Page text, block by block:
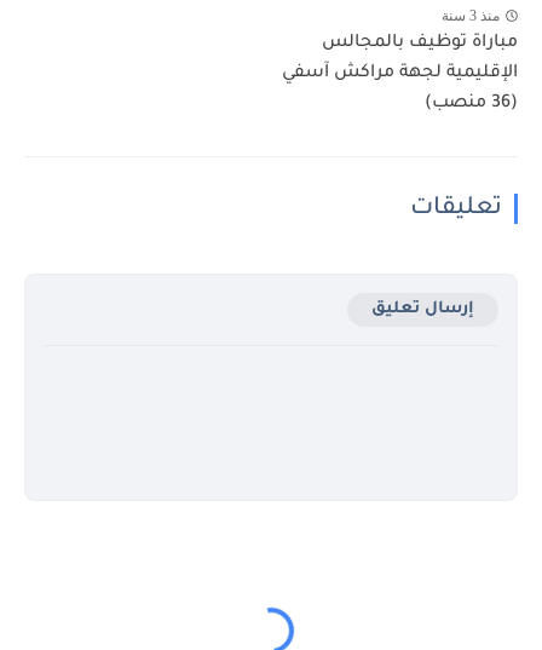
منذ 3 سنة
مباراة توظيف بالمجالس
الإقليمية لجهة مراكش آسفي
(36 منصب)
تعليقات
إرسال تعليق